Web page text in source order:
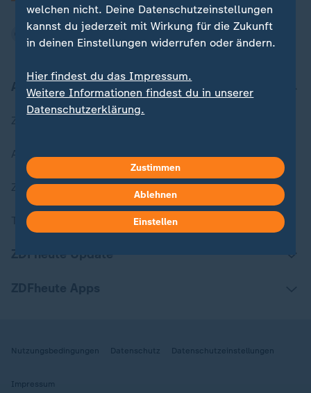
Aktuell bei ZDFheute
Aktuelle Sendungs-Videos
ZDFheute Stories
Themen im Überblick
ZDFheute Update
Nutzungsbedingungen Datenschutz Datenschutzeinstellungen
Impressum
welchen nicht. Deine Datenschutzeinstellungen
kannst du jederzeit mit Wirkung für die Zukunft
in deinen Einstellungen widerrufen oder ändern.
Hier findest du das Impressum.
Weitere Informationen findest du in unserer
Datenschutzerklärung.
Zustimmen
Ablehnen
Einstellen